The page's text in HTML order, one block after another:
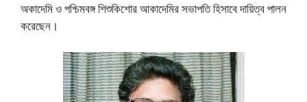
অকাদেমি ও পশ্চিমবঙ্গ শিশুকিশোর আকাদেমির সভাপতি হিসাবে দায়িত্ব পালন
করেছেন।